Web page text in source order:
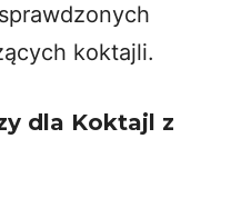
koktajli.
dla Koktajl z